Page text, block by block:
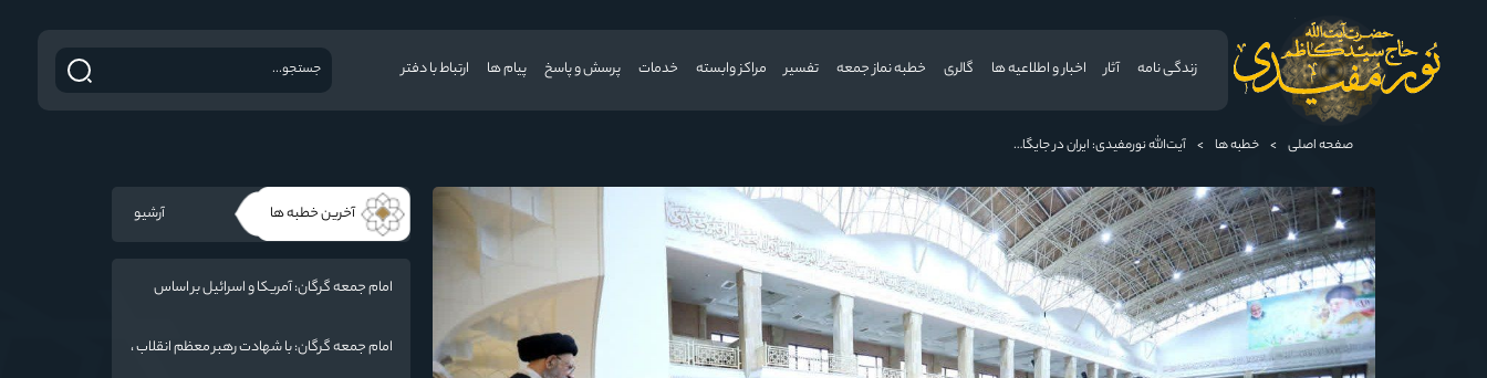
زندگی نامه آثار اخبار و اطلاعیه ها گالری خطبه نماز جمعه تفسیر مراکز وابسته خدمات پرسش و پاسخ پیام ها ارتباط با دفتر
صفحه اصلی > خطبه ها > آیت‌الله نورمفیدی: ایران در جایگاه قدرت، آمریکا را به میز مذاکره کشانده است / جنگ شناختی دشمن از جنگ نظامی سخت‌تر است
آخرین خطبه ها آرشیو
امام جمعه گرگان: آمریکا و اسرائیل بر اساس
راهبردی واشنگتن در تجاوز به ایران
امام جمعه گرگان: با شهادت رهبر معظم انقلاب ،